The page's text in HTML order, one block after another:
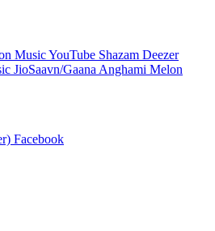
MusicYouTube Shazam Deezer
JioSaavn/Gaana Anghami Melon
Facebook